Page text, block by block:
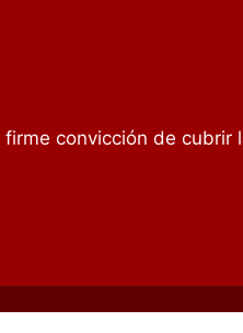
convicción de